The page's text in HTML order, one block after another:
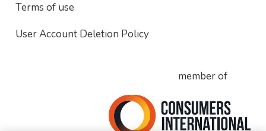
Terms of use
User Account Deletion Policy
member of